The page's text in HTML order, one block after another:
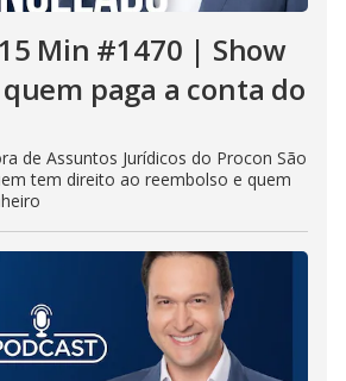
15 Min #1470 | Show
paga a conta do
de Assuntos Jurídicos do Procon São
tem direito ao reembolso e quem